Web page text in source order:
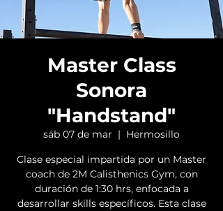
Master Class
Sonora
"Handstand"
sáb 07 de mar
  |
Hermosillo
Clase especial impartida por un Master
coach de 2M Calisthenics Gym, con
duración de 1:30 hrs, enfocada a
desarrollar skills específicos. Esta clase